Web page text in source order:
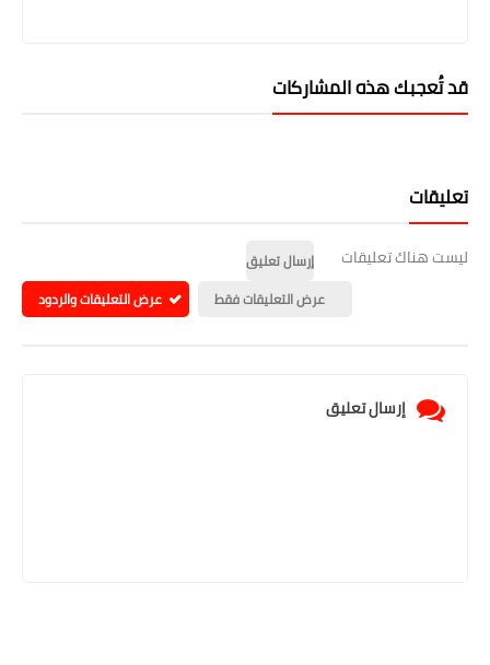
قد تُعجبك هذه المشاركات
تعليقات
ليست هناك تعليقات
إرسال تعليق
عرض التعليقات فقط
عرض التعليقات والردود
إرسال تعليق